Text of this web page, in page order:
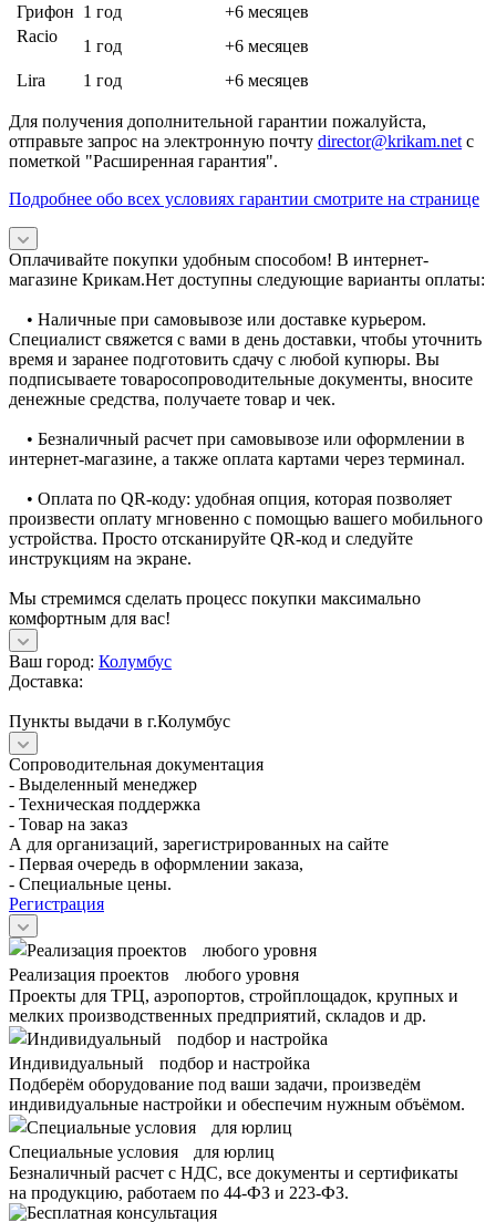
Грифон 1 год
+6 месяцев
Racio
1 год
+6 месяцев
Lira
1 год +6 месяцев
Для получения дополнительной гарантии пожалуйста,
отправьте запрос на электронную почту director@krikam.net с
пометкой "Расширенная гарантия".
Подробнее обо всех условиях гарантии смотрите на странице
Оплачивайте покупки удобным способом! В интернет-
магазине Крикам.Нет доступны следующие варианты оплаты:
• Наличные при самовывозе или доставке курьером.
Специалист свяжется с вами в день доставки, чтобы уточнить
время и заранее подготовить сдачу с любой купюры. Вы
подписываете товаросопроводительные документы, вносите
денежные средства, получаете товар и чек.
• Безналичный расчет при самовывозе или оформлении в
интернет-магазине, а также оплата картами через терминал.
• Оплата по QR-коду: удобная опция, которая позволяет
произвести оплату мгновенно с помощью вашего мобильного
устройства. Просто отсканируйте QR-код и следуйте
инструкциям на экране.
Мы стремимся сделать процесс покупки максимально
комфортным для вас!
Ваш город: Колумбус
Доставка:
Пункты выдачи в г.Колумбус
Сопроводительная документация
- Выделенный менеджер
- Техническая поддержка
- Товар на заказ
А для организаций, зарегистрированных на сайте
- Первая очередь в оформлении заказа,
- Специальные цены.
Регистрация
Реализация проектов любого уровня
Проекты для ТРЦ, аэропортов, стройплощадок, крупных и
мелких производственных предприятий, складов и др.
Индивидуальный подбор и настройка
Подберём оборудование под ваши задачи, произведём
индивидуальные настройки и обеспечим нужным объёмом.
Специальные условия для юрлиц
Безналичный расчет с НДС, все документы и сертификаты
на продукцию, работаем по 44-ФЗ и 223-ФЗ.